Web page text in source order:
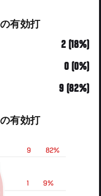
有効打
2 (18%)
0 (0%)
9 (82%)
有効打
82%
9
9%
1